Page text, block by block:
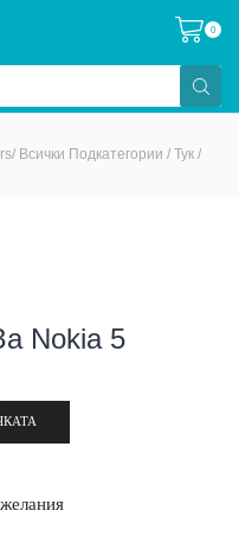
0
Всички Подкатегории / Тук /
Nokia 5